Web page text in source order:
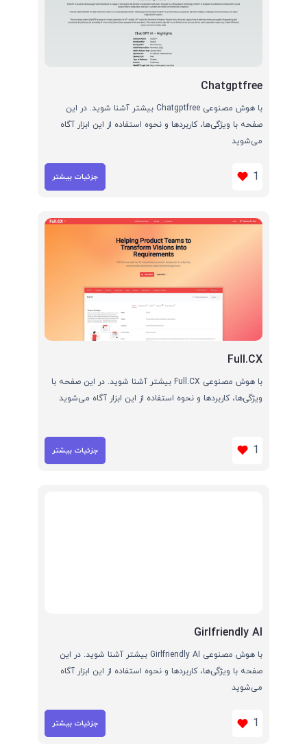
Chatgptfree
با هوش مصنوعی Chatgptfree بیشتر آشنا شوید. در این
صفحه با ویژگی‌ها، کاربردها و نحوه استفاده از این ابزار آگاه
می‌شوید
1 جزئیات بیشتر
Full.CX
با هوش مصنوعی Full.CX بیشتر آشنا شوید. در این صفحه با
ویژگی‌ها، کاربردها و نحوه استفاده از این ابزار آگاه می‌شوید
1 جزئیات بیشتر
Girlfriendly AI
با هوش مصنوعی Girlfriendly AI بیشتر آشنا شوید. در این
صفحه با ویژگی‌ها، کاربردها و نحوه استفاده از این ابزار آگاه
می‌شوید
1 جزئیات بیشتر